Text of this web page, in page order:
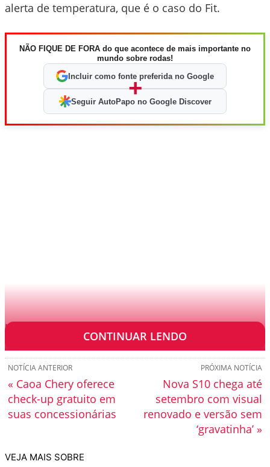
alerta de temperatura, que é o caso do Fit.
NÃO FIQUE DE FORA do que acontece de mais importante no
mundo sobre rodas!
Incluir como fonte preferida no Google
+
Seguir AutoPapo no Google Discover
Uma azul e outra vermelha. O que significam?
CONTINUAR LENDO
PRÓXIMA NOTÍCIA
Nova S10 chega até
setembro com visual
renovado e versão sem
‘gravatinha’ »
NOTÍCIA ANTERIOR
« Caoa Chery oferece
check-up gratuito em
suas concessionárias
VEJA MAIS SOBRE